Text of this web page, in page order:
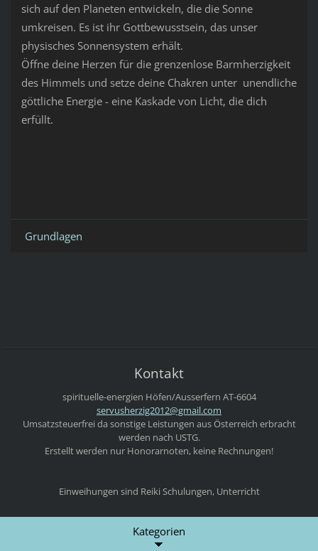
sich auf den Planeten entwickeln, die die Sonne
umkreisen. Es ist ihr Gottbewusstsein, das unser
physisches Sonnensystem erhält.
Öffne deine Herzen für die grenzenlose Barmherzigkeit
des Himmels und setze deine Chakren unter unendliche
göttliche Energie - eine Kaskade von Licht, die dich
erfüllt.
Grundlagen
Kontakt
spirituelle-energien Höfen/Ausserfern AT-6604
servusherzig2012@gmail.com
Umsatzsteuerfrei da sonstige Leistungen aus Österreich erbracht
werden nach USTG.
Erstellt werden nur Honorarnoten, keine Rechnungen!
Einweihungen sind Reiki Schulungen, Unterricht
Kategorien